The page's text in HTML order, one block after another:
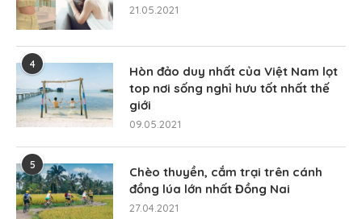
21.05.2021
4
Hòn đảo duy nhất của Việt Nam lọt
top nơi sống nghỉ hưu tốt nhất thế
giới
09.05.2021
5
Chèo thuyền, cắm trại trên cánh
đồng lúa lớn nhất Đồng Nai
27.04.2021